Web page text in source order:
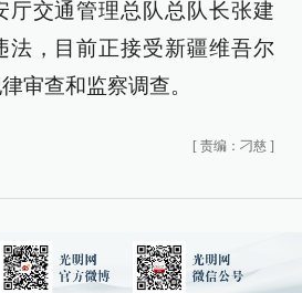
厅交通管理总队总队长张建
法，目前正接受新疆维吾尔
审查和监察调查。
[ 责编：刁慈 ]